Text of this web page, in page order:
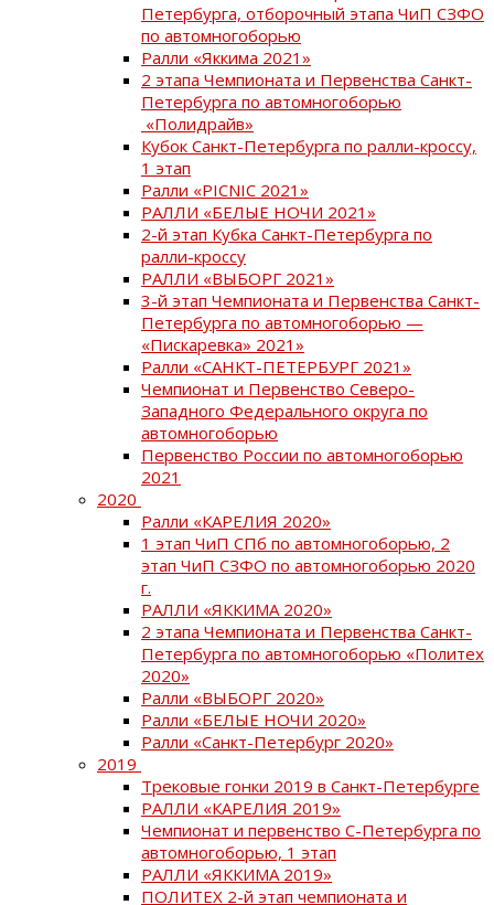
Петербурга, отборочный этапа ЧиП СЗФО
по автомногоборью
Ралли «Яккима 2021»
2 этапа Чемпионата и Первенства Санкт-
Петербурга по автомногоборью
«Полидрайв»
Кубок Санкт-Петербурга по ралли-кроссу,
1 этап
Ралли «PICNIC 2021»
РАЛЛИ «БЕЛЫЕ НОЧИ 2021»
2-й этап Кубка Санкт-Петербурга по
ралли-кроссу
РАЛЛИ «ВЫБОРГ 2021»
3-й этап Чемпионата и Первенства Санкт-
Петербурга по автомногоборью —
«Пискаревка» 2021»
Ралли «САНКТ-ПЕТЕРБУРГ 2021»
Чемпионат и Первенство Северо-
Западного Федерального округа по
автомногоборью
Первенство России по автомногоборью
2021
2020
Ралли «КАРЕЛИЯ 2020»
1 этап ЧиП СПб по автомногоборью, 2
этап ЧиП СЗФО по автомногоборью 2020
г.
РАЛЛИ «ЯККИМА 2020»
2 этапа Чемпионата и Первенства Санкт-
Петербурга по автомногоборью «Политех
2020»
Ралли «ВЫБОРГ 2020»
Ралли «БЕЛЫЕ НОЧИ 2020»
Ралли «Санкт-Петербург 2020»
2019
Трековые гонки 2019 в Санкт-Петербурге
РАЛЛИ «КАРЕЛИЯ 2019»
Чемпионат и первенство С-Петербурга по
автомногоборью, 1 этап
РАЛЛИ «ЯККИМА 2019»
ПОЛИТЕХ 2-й этап чемпионата и